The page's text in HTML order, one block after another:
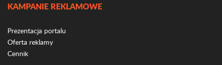
KAMPANIE REKLAMOWE
Prezentacja portalu
Oferta reklamy
Cennik